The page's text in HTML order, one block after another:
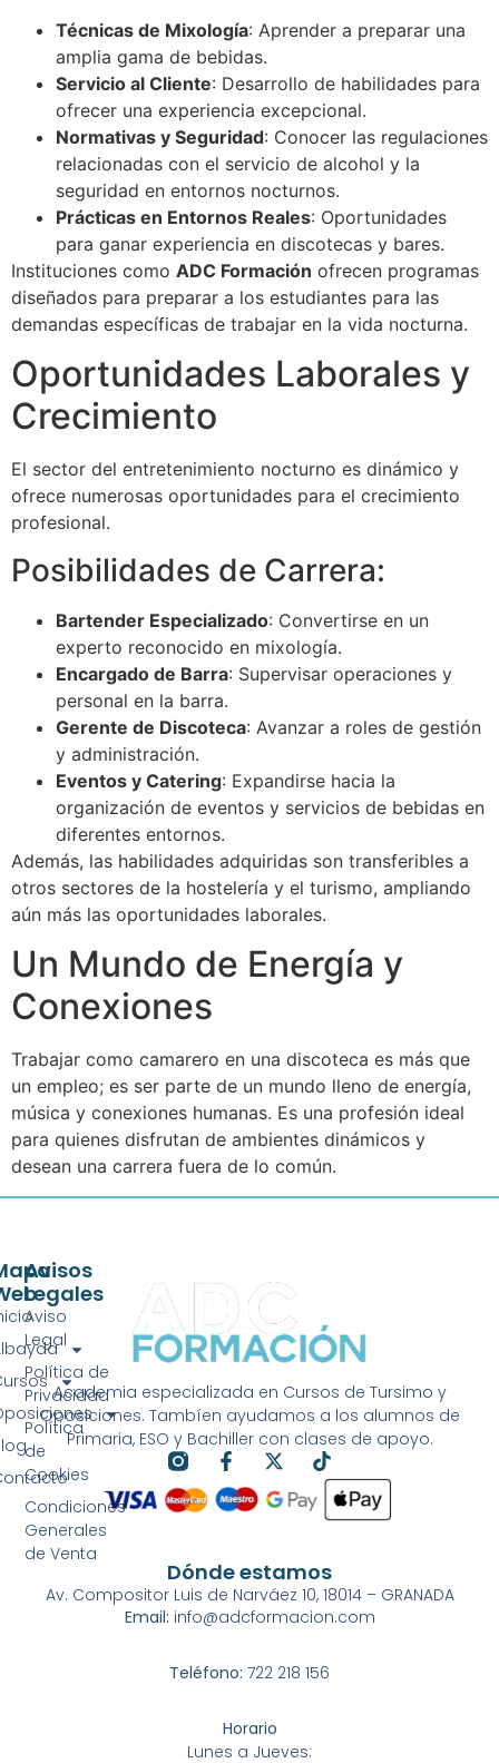
Técnicas de Mixología: Aprender a preparar una
amplia gama de bebidas.
Servicio al Cliente: Desarrollo de habilidades para
ofrecer una experiencia excepcional.
Normativas y Seguridad: Conocer las regulaciones
relacionadas con el servicio de alcohol y la
seguridad en entornos nocturnos.
Prácticas en Entornos Reales: Oportunidades
para ganar experiencia en discotecas y bares.
Instituciones como ADC Formación ofrecen programas
diseñados para preparar a los estudiantes para las
demandas específicas de trabajar en la vida nocturna.
Oportunidades Laborales y
Crecimiento
El sector del entretenimiento nocturno es dinámico y
ofrece numerosas oportunidades para el crecimiento
profesional.
Posibilidades de Carrera:
Bartender Especializado: Convertirse en un
experto reconocido en mixología.
Encargado de Barra: Supervisar operaciones y
personal en la barra.
Gerente de Discoteca: Avanzar a roles de gestión
y administración.
Eventos y Catering: Expandirse hacia la
organización de eventos y servicios de bebidas en
diferentes entornos.
Además, las habilidades adquiridas son transferibles a
otros sectores de la hostelería y el turismo, ampliando
aún más las oportunidades laborales.
Un Mundo de Energía y
Conexiones
Trabajar como camarero en una discoteca es más que
un empleo; es ser parte de un mundo lleno de energía,
música y conexiones humanas. Es una profesión ideal
para quienes disfrutan de ambientes dinámicos y
desean una carrera fuera de lo común.
Avisos
Legales
Aviso
Legal
Política de
Privacidad
Política
de
Cookies
Condiciones
Generales
de Venta
Academia especializada en Cursos de Tursimo y
Oposiciones. Tambíen ayudamos a los alumnos de
Primaria, ESO y Bachiller con clases de apoyo.
Dónde estamos
Av. Compositor Luis de Narváez 10, 18014 – GRANADA
Email: info@adcformacion.com
Teléfono: 722 218 156
Horario
Lunes a Jueves: